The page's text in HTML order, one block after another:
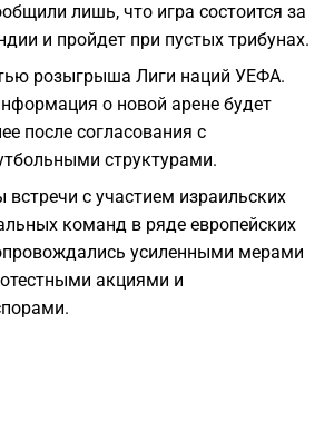
лишь, что игра состоится за
и пройдет при пустых трибунах.
розыгрыша Лиги наций УЕФА.
о новой арене будет
после согласования с
структурами.
встречи с участием израильских
команд в ряде европейских
усиленными мерами
акциями и